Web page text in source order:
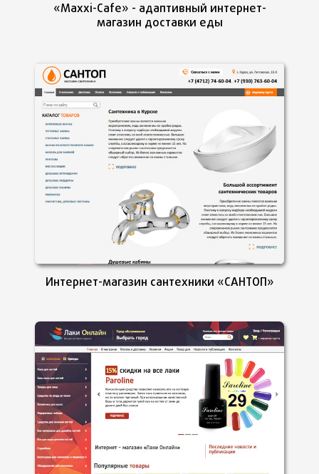
«Maxxi-Cafe» - адаптивный интернет-
магазин доставки еды
Интернет-магазин сантехники «САНТОП»